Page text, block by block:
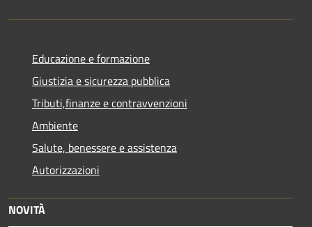
Educazione e formazione
Giustizia e sicurezza pubblica
Tributi,finanze e contravvenzioni
Ambiente
Salute, benessere e assistenza
Autorizzazioni
NOVITÀ